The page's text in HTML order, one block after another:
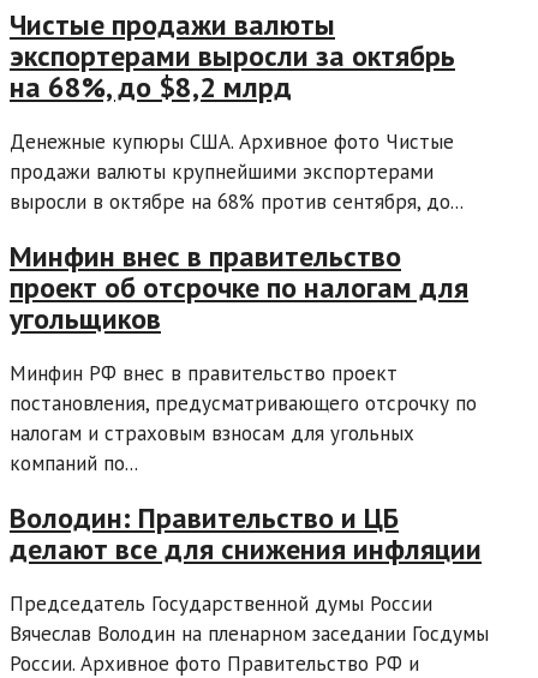
Чистые продажи валюты
экспортерами выросли за октябрь
на 68%, до $8,2 млрд
Денежные купюры США. Архивное фото Чистые
продажи валюты крупнейшими экспортерами
выросли в октябре на 68% против сентября, до...
Минфин внес в правительство
проект об отсрочке по налогам для
угольщиков
Минфин РФ внес в правительство проект
постановления, предусматривающего отсрочку по
налогам и страховым взносам для угольных
компаний по...
Володин: Правительство и ЦБ
делают все для снижения инфляции
Председатель Государственной думы России
Вячеслав Володин на пленарном заседании Госдумы
России. Архивное фото Правительство РФ и